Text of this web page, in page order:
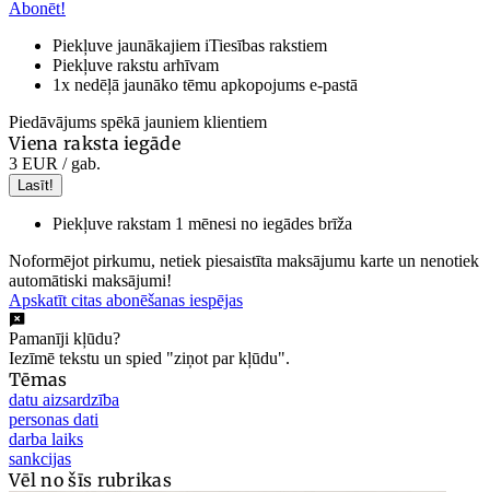
Abonēt!
Piekļuve jaunākajiem iTiesības rakstiem
Piekļuve rakstu arhīvam
1x nedēļā jaunāko tēmu apkopojums e-pastā
Piedāvājums spēkā jauniem klientiem
Viena raksta iegāde
3 EUR / gab.
Lasīt!
Piekļuve rakstam 1 mēnesi no iegādes brīža
Noformējot pirkumu, netiek piesaistīta maksājumu karte un nenotiek
automātiski maksājumi!
Apskatīt citas abonēšanas iespējas
Pamanīji kļūdu?
Iezīmē tekstu un spied "ziņot par kļūdu".
Tēmas
datu aizsardzība
personas dati
darba laiks
sankcijas
Vēl no šīs rubrikas